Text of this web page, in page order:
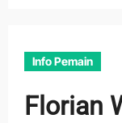
Info Pemain
Florian